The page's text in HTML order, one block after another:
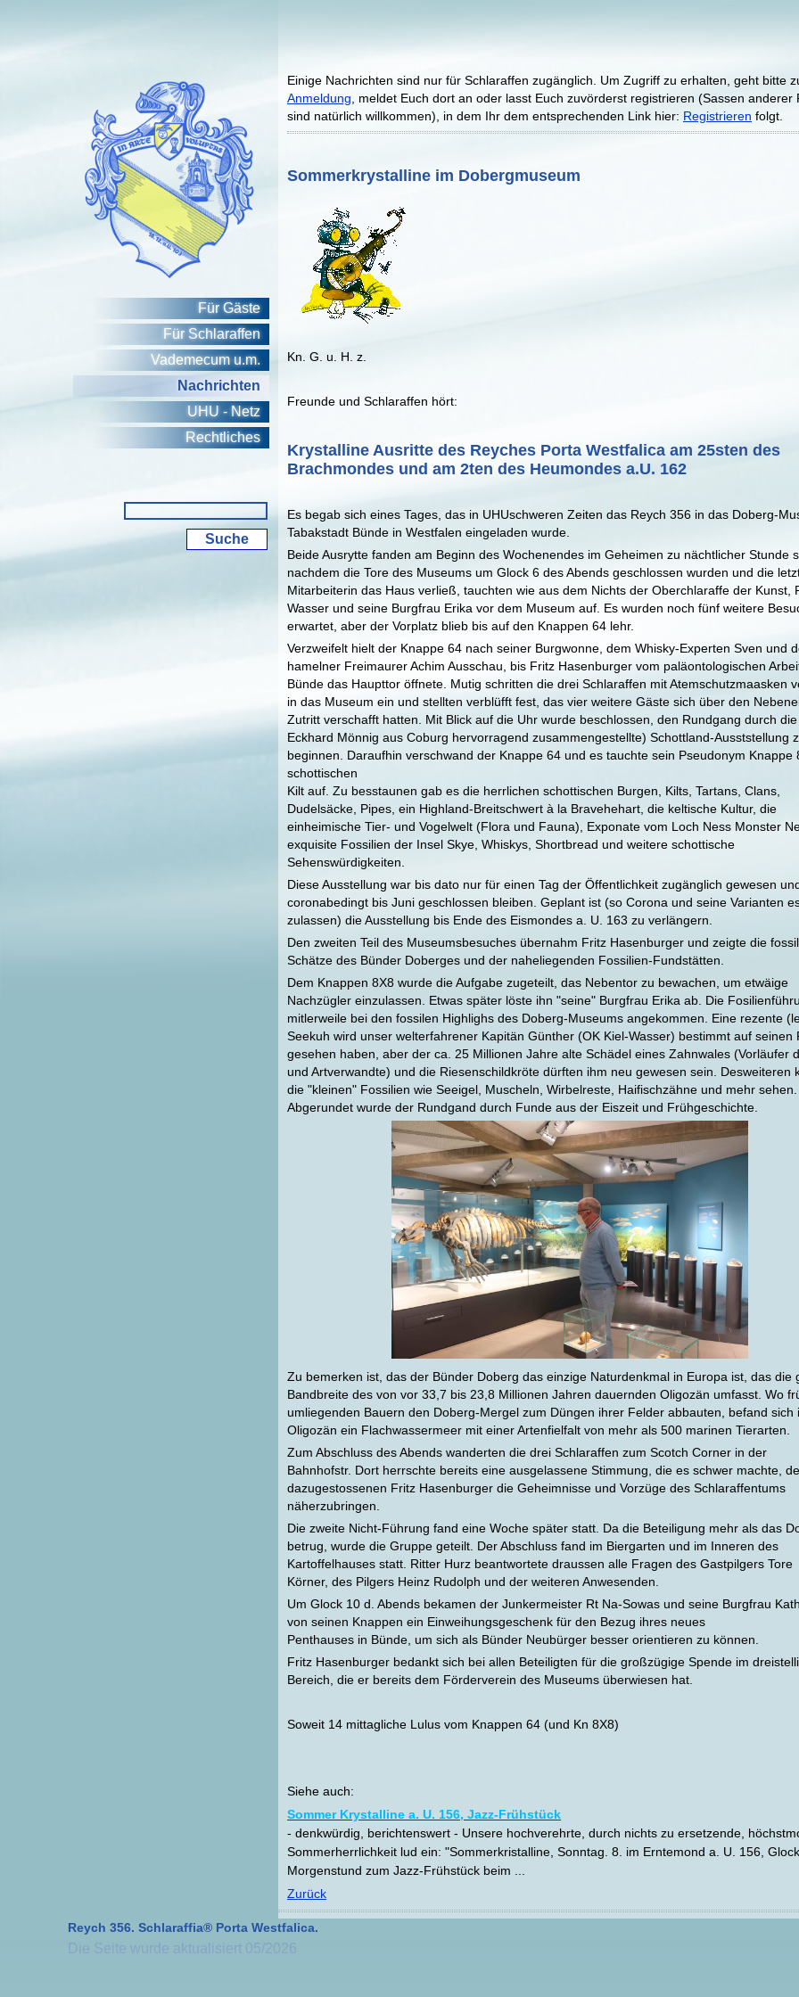
Für Gäste
Für Schlaraffen
Vademecum u.m.
Nachrichten
UHU - Netz
Rechtliches
Einige Nachrichten sind nur für Schlaraffen zugänglich. Um Zugriff zu erhalten, geht bitte
Anmeldung , meldet Euch dort an oder lasst Euch zuvörderst registrieren (Sassen anderer
sind natürlich willkommen), in dem Ihr dem entsprechenden Link hier: Registrieren folgt.
Sommerkrystalline im Dobergmuseum
Kn. G. u. H. z.
Freunde und Schlaraffen hört:
Krystalline Ausritte des Reyches Porta Westfalica am 25sten des
Brachmondes und am 2ten des Heumondes a.U. 162
Es begab sich eines Tages, das in UHUschweren Zeiten das Reych 356 in das Doberg-
Tabakstadt Bünde in Westfalen eingeladen wurde.
Beide Ausrytte fanden am Beginn des Wochenendes im Geheimen zu nächtlicher Stunde
nachdem die Tore des Museums um Glock 6 des Abends geschlossen wurden und die
Mitarbeiterin das Haus verließ, tauchten wie aus dem Nichts der Oberchlaraffe der Kunst,
Wasser und seine Burgfrau Erika vor dem Museum auf. Es wurden noch fünf weitere
erwartet, aber der Vorplatz blieb bis auf den Knappen 64 lehr.
Verzweifelt hielt der Knappe 64 nach seiner Burgwonne, dem Whisky-Experten Sven und
hamelner Freimaurer Achim Ausschau, bis Fritz Hasenburger vom paläontologischen
Bünde das Haupttor öffnete. Mutig schritten die drei Schlaraffen mit Atemschutzmaasken
in das Museum ein und stellten verblüfft fest, das vier weitere Gäste sich über den
Zutritt verschafft hatten. Mit Blick auf die Uhr wurde beschlossen, den Rundgang durch
Eckhard Mönnig aus Coburg hervorragend zusammengestellte) Schottland-Ausststellung
beginnen. Daraufhin verschwand der Knappe 64 und es tauchte sein Pseudonym Knappe
schottischen
Kilt auf. Zu besstaunen gab es die herrlichen schottischen Burgen, Kilts, Tartans, Clans,
Dudelsäcke, Pipes, ein Highland-Breitschwert à la Bravehehart, die keltische Kultur, die
einheimische Tier- und Vogelwelt (Flora und Fauna), Exponate vom Loch Ness Monster
exquisite Fossilien der Insel Skye, Whiskys, Shortbread und weitere schottische
Sehenswürdigkeiten.
Diese Ausstellung war bis dato nur für einen Tag der Öffentlichkeit zugänglich gewesen
coronabedingt bis Juni geschlossen bleiben. Geplant ist (so Corona und seine Varianten
zulassen) die Ausstellung bis Ende des Eismondes a. U. 163 zu verlängern.
Den zweiten Teil des Museumsbesuches übernahm Fritz Hasenburger und zeigte die
Schätze des Bünder Doberges und der naheliegenden Fossilien-Fundstätten.
Dem Knappen 8X8 wurde die Aufgabe zugeteilt, das Nebentor zu bewachen, um etwäige
Nachzügler einzulassen. Etwas später löste ihn "seine" Burgfrau Erika ab. Die
mitlerweile bei den fossilen Highlighs des Doberg-Museums angekommen. Eine rezente
Seekuh wird unser welterfahrener Kapitän Günther (OK Kiel-Wasser) bestimmt auf seinen
gesehen haben, aber der ca. 25 Millionen Jahre alte Schädel eines Zahnwales (Vorläufer
und Artverwandte) und die Riesenschildkröte dürften ihm neu gewesen sein. Desweiteren
die "kleinen" Fossilien wie Seeigel, Muscheln, Wirbelreste, Haifischzähne und mehr sehen.
Abgerundet wurde der Rundgand durch Funde aus der Eiszeit und Frühgeschichte.
Zu bemerken ist, das der Bünder Doberg das einzige Naturdenkmal in Europa ist, das die
Bandbreite des von vor 33,7 bis 23,8 Millionen Jahren dauernden Oligozän umfasst. Wo
umliegenden Bauern den Doberg-Mergel zum Düngen ihrer Felder abbauten, befand sich
Oligozän ein Flachwassermeer mit einer Artenfielfalt von mehr als 500 marinen Tierarten.
Zum Abschluss des Abends wanderten die drei Schlaraffen zum Scotch Corner in der
Bahnhofstr. Dort herrschte bereits eine ausgelassene Stimmung, die es schwer machte,
dazugestossenen Fritz Hasenburger die Geheimnisse und Vorzüge des Schlaraffentums
näherzubringen.
Die zweite Nicht-Führung fand eine Woche später statt. Da die Beteiligung mehr als das
betrug, wurde die Gruppe geteilt. Der Abschluss fand im Biergarten und im Inneren des
Kartoffelhauses statt. Ritter Hurz beantwortete draussen alle Fragen des Gastpilgers Tore
Körner, des Pilgers Heinz Rudolph und der weiteren Anwesenden.
Um Glock 10 d. Abends bekamen der Junkermeister Rt Na-Sowas und seine Burgfrau
von seinen Knappen ein Einweihungsgeschenk für den Bezug ihres neues
Penthauses in Bünde, um sich als Bünder Neubürger besser orientieren zu können.
Fritz Hasenburger bedankt sich bei allen Beteiligten für die großzügige Spende im
Bereich, die er bereits dem Förderverein des Museums überwiesen hat.
Soweit 14 mittagliche Lulus vom Knappen 64 (und Kn 8X8)
Siehe auch:
Sommer Krystalline a. U. 156, Jazz-Frühstück
- denkwürdig, berichtenswert - Unsere hochverehrte, durch nichts zu ersetzende,
Sommerherrlichkeit lud ein: "Sommerkristalline, Sonntag. 8. im Erntemond a. U. 156,
Morgenstund zum Jazz-Frühstück beim ...
Zurück
Reych 356. Schlaraffia® Porta Westfalica.
Die Seite wurde aktualisiert 05/2026